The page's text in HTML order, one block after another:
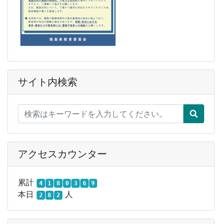
サイト内検索
アクセスカウンター
累計 4 1 8 0 3 6 9
本日 2 8 2 人